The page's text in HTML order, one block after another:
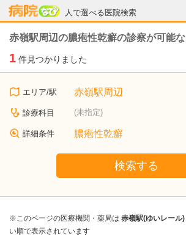
人で選べる医院検索
病院なび
赤嶺駅周辺の膿疱性乾癬の診察が可能な
1 件見つかりました
エリア/駅 赤嶺駅周辺
診療科目 (未指定)
詳細条件 膿疱性乾癬
検索する
※このページの医療機関・薬局は 赤嶺駅(ゆいレール)
い順で表示されています